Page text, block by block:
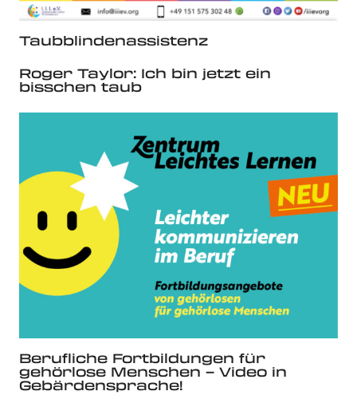
Taubblindenassistenz
Roger Taylor: Ich bin jetzt ein
bisschen taub
Berufliche Fortbildungen für
gehörlose Menschen – Video in
Gebärdensprache!